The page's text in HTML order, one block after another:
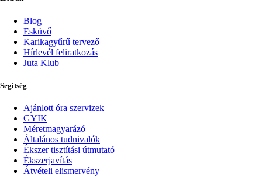
Blog
Esküvő
Karikagyűrű tervező
Hírlevél feliratkozás
Juta Klub
Segítség
Ajánlott óra szervizek
GYIK
Méretmagyarázó
Általános tudnivalók
Ékszer tisztítási útmutató
Ékszerjavítás
Átvételi elismervény